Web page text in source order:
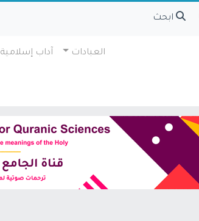
ابحث
العبادات آداب إسلامية